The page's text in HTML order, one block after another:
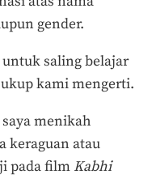
gender.
saling belajar
kami mengerti.
menikah
keraguan atau
pada film Kabhi